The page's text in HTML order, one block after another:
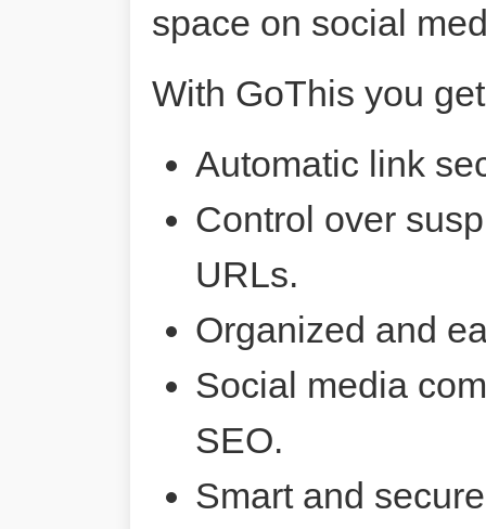
space on social
With GoThis you
Automatic link
Control over
URLs.
Organized and
Social media
SEO.
Smart and